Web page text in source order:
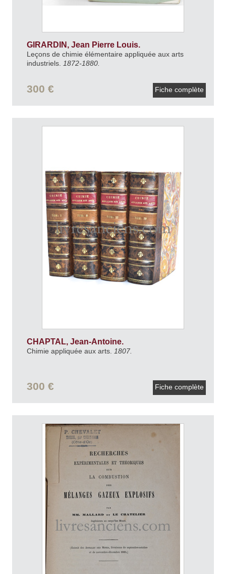
GIRARDIN, Jean Pierre Louis.
Leçons de chimie élémentaire appliquée aux arts
industriels.
1872-1880.
300 € Fiche complète
CHAPTAL, Jean-Antoine.
Chimie appliquée aux arts. 1807.
300 € Fiche complète